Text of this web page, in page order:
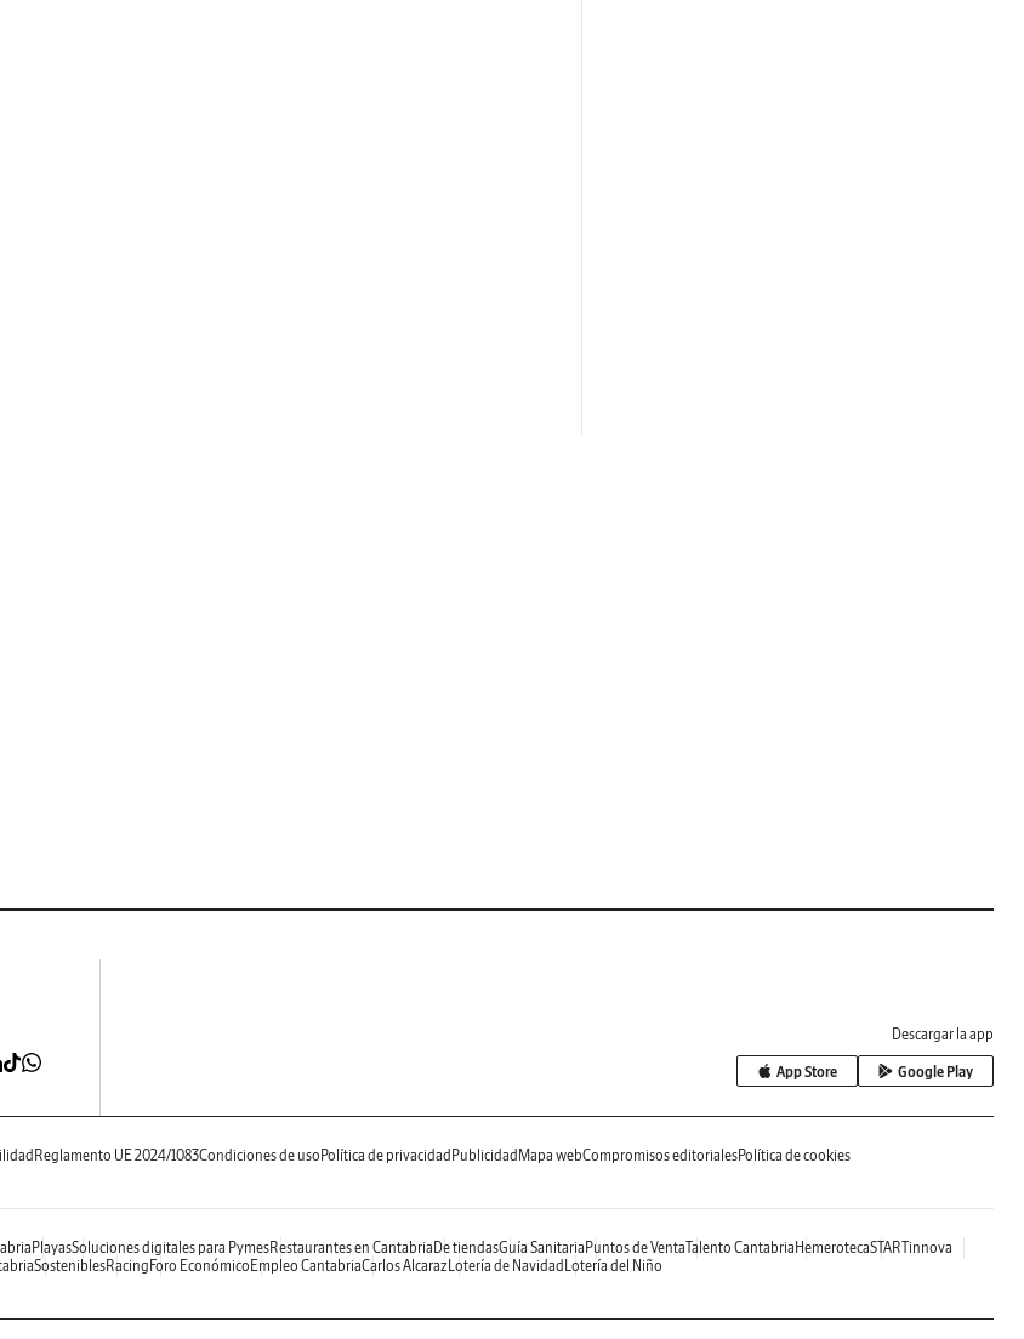
Descargar la app
App Store Google Play
Reglamento UE 2024/1083Condiciones de uso Política de privacidad Publicidad Mapa webCompromisos editorialesPolítica de cookies
PlayasSoluciones digitales para PymesRestaurantes en Cantabria De tiendasGuía Sanitaria Puntos de VentaTalento Cantabria HemerotecaSTARTinnova
SosteniblesRacing Foro Económico Empleo CantabriaCarlos AlcarazLotería de Navidad Lotería del Niño